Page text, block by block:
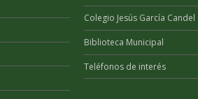
Colegio Jesús García Candel
Biblioteca Municipal
Teléfonos de interés